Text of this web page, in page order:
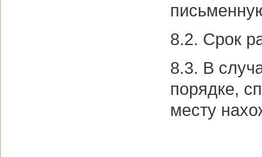
8.2. Срок
8.3. В
порядке,
месту